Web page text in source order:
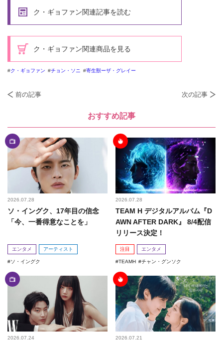
ク・ギョファン関連記事を読む
ク・ギョファン関連商品を見る
ク・ギョファン チョン・ソニ 寄生獣ーザ・グレイー
前の記事 次の記事
おすすめ記事
2026.07.28
ソ・イングク、17年目の信念
「今、一番得意なことを」
エンタメ アーティスト
ソ・イングク
2026.07.28
TEAM H デジタルアルバム『D
AWN AFTER DARK』 8/4配信
リリース決定！
注目 エンタメ
TEAMH チャン・グンソク
2026.07.24 2026.07.21